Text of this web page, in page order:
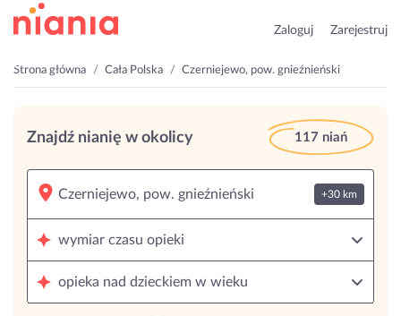
Zaloguj Zarejestruj
Strona główna Cała Polska Czerniejewo, pow. gnieźnieński
Znajdź nianię w okolicy 117 niań
+30 km
wymiar czasu opieki
opieka nad dzieckiem w wieku